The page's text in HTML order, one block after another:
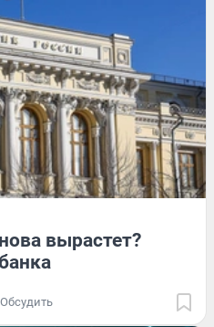
вырастет?
Обсудить